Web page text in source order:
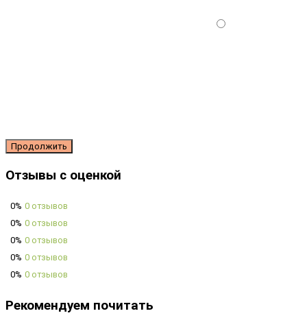
Продолжить
Отзывы с оценкой
0% 0 отзывов
0% 0 отзывов
0% 0 отзывов
0% 0 отзывов
0% 0 отзывов
Рекомендуем почитать